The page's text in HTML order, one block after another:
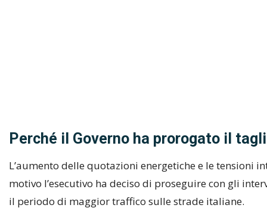
Perché il Governo ha prorogato il
L’aumento delle quotazioni energetiche e le tensioni
motivo l’esecutivo ha deciso di proseguire con gli
il periodo di maggior traffico sulle strade italiane.